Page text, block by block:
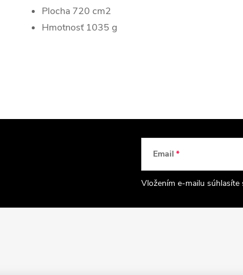
Plocha 720 cm2
Hmotnosť 1035 g
Email
Vložením e-mailu súhlasíte